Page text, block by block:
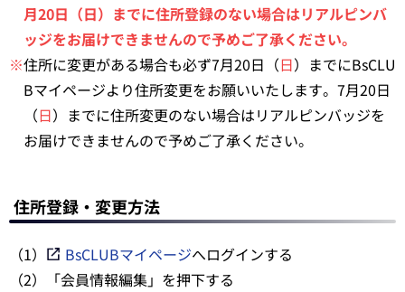
月20日（日）までに住所登録のない場合はリアルピンバ
ッジをお届けできませんので予めご了承ください。
※住所に変更がある場合も必ず7月20日（日）までにBsCLU
Bマイページより住所変更をお願いいたします。7月20日
（日）までに住所変更のない場合はリアルピンバッジを
お届けできませんので予めご了承ください。
住所登録・変更方法
（1） BsCLUBマイページへログインする
（2）「会員情報編集」を押下する